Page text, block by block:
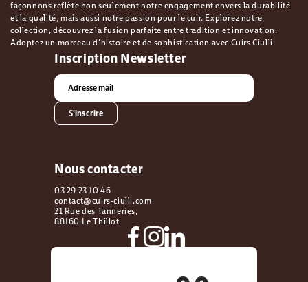
façonnons reflète non seulement notre engagement envers la durabilité
et la qualité, mais aussi notre passion pour le cuir. Explorez notre
collection, découvrez la fusion parfaite entre tradition et innovation.
Adoptez un morceau d’histoire et de sophistication avec Cuirs Ciulli.
Inscription Newsletter
S'inscrire
Nous contacter
03 29 23 10 46
contact@cuirs-ciulli.com
21 Rue des Tanneries,
88160 Le Thillot